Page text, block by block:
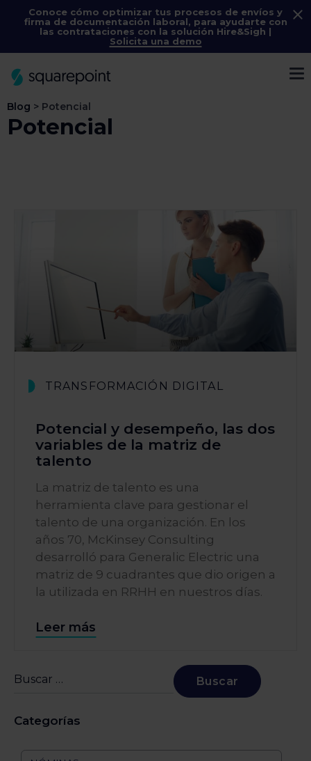
Conoce cómo optimizar tus procesos de envíos y
firma de documentación laboral, para ayudarte con
las contrataciones con la solución Hire&Sigh |
Solicita una demo
Blog > Potencial
Potencial
TRANSFORMACIÓN DIGITAL
Potencial y desempeño, las dos
variables de la matriz de
talento
La matriz de talento es una
herramienta clave para gestionar el
talento de una organización. En los
años 70, McKinsey Consulting
desarrolló para Generalic Electric una
matriz de 9 cuadrantes que dio origen a
la utilizada en RRHH en nuestros días.
Leer más
Categorías